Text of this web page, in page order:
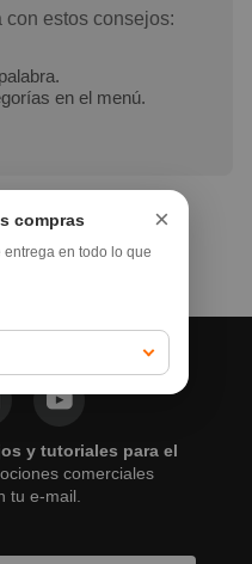
con estos consejos:
en el menú.
home
redes:
y tutoriales para el
comerciales
tu e-mail.
compras ×
entrega en todo lo que